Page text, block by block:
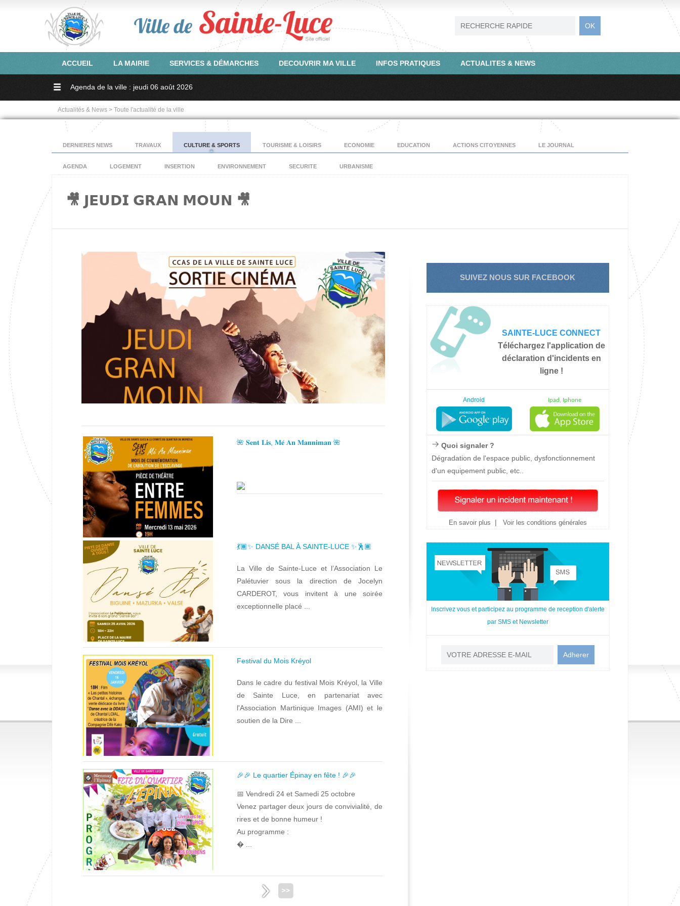
ACCUEIL LA MAIRIE SERVICES & DÉMARCHES DECOUVRIR MA VILLE INFOS PRATIQUES ACTUALITES & NEWS
Agenda de la ville : jeudi 06 août 2026
Actualités & News > Toute l'actualité de la ville
DERNIERES NEWS TRAVAUX CULTURE & SPORTS TOURISME & LOISIRS ECONOMIE EDUCATION ACTIONS CITOYENNES LE JOURNAL
AGENDA LOGEMENT INSERTION ENVIRONNEMENT SECURITE URBANISME
🎥 𝗝𝗘𝗨𝗗𝗜 𝗚𝗥𝗔𝗡 𝗠𝗢𝗨𝗡 🎥
🌺 𝐒𝐞𝐧𝐭 𝐋𝐢𝐬, 𝐌𝐞́ 𝐀𝐧 𝐌𝐚𝐧𝐧𝐢𝐦𝐚𝐧 🌺
💃🏾✨ DANSÉ BAL À SAINTE-LUCE ✨🕺🏾
La Ville de Sainte-Luce et l’Association Le
Palétuvier sous la direction de Jocelyn
CARDEROT, vous invitent à une soirée
exceptionnelle placé ...
Festival du Mois Kréyol
Dans le cadre du festival Mois Kréyol, la Ville
de Sainte Luce, en partenariat avec
l'Association Martinique Images (AMI) et le
soutien de la Dire ...
🎉🎉 Le quartier Épinay en fête ! 🎉🎉
📅 Vendredi 24 et Samedi 25 octobre
Venez partager deux jours de convivialité, de
rires et de bonne humeur !
Au programme :
� ...
SUIVEZ NOUS SUR FACEBOOK
SAINTE-LUCE CONNECT
Téléchargez l'application de
déclaration d'incidents en
ligne !
Android Ipad, Iphone
Quoi signaler ?
Dégradation de l'espace public, dysfonctionnement
d'un equipement public, etc..
En savoir plus | Voir les conditions générales
Inscrivez vous et participez au programme de reception d'alerte
par SMS et Newsletter